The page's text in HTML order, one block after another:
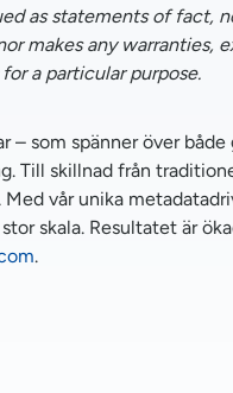
as statements of fact,
makes any warranties,
a particular purpose.
– som spänner över både
Till skillnad från
vår unika
skala. Resultatet är
.